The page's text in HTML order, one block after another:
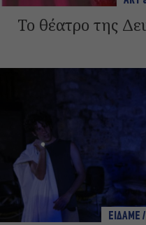
Το θέατρο της
ΕΙΔΑΜΕ